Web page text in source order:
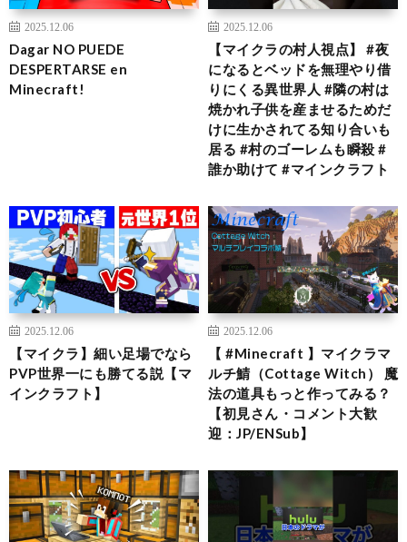
2025.12.06
Dagar NO PUEDE
DESPERTARSE en
Minecraft!
2025.12.06
【マイクラの村人視点】 #夜
になるとベッドを無理やり借
りにくる異世界人 #隣の村は
焼かれ子供を産ませるためだ
けに生かされてる知り合いも
居る #村のゴーレムも瞬殺 #
誰か助けて #マインクラフト
2025.12.06
【マイクラ】細い足場でなら
PVP世界一にも勝てる説【マ
インクラフト】
2025.12.06
【 #Minecraft 】マイクラマ
ルチ鯖（Cottage Witch） 魔
法の道具もっと作ってみる？
【初見さん・コメント大歓
迎：JP/ENSub】